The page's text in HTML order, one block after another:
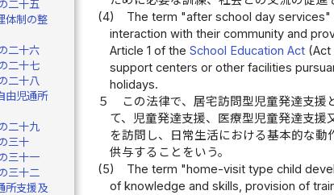
二十五
体制の整
二十六
二十七
二十八
由児通所
二十九
三十
三十一
三十二
所支援及
(4)
The term "after school day
interaction with their community and
Article 1 of the School Education Act(Act
support centers or other facilities
holidays.
５
この法律で、居宅訪問型児童発達支
て、児童発達支援、医療型児童発達支
を訪問し、日常生活における基本的な
供与することをいう。
(5)
The term "home-visit type child
of knowledge and skills, provision of